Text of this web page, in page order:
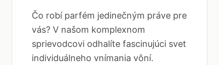
Čo robí parfém jedinečným práve pre
vás? V našom komplexnom
sprievodcovi odhalíte fascinujúci svet
individuálneho vnímania vôní.